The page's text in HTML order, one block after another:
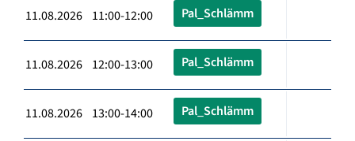
11.08.2026 11:00-12:00 Pal_Schlämm
11.08.2026 12:00-13:00 Pal_Schlämm
11.08.2026 13:00-14:00 Pal_Schlämm